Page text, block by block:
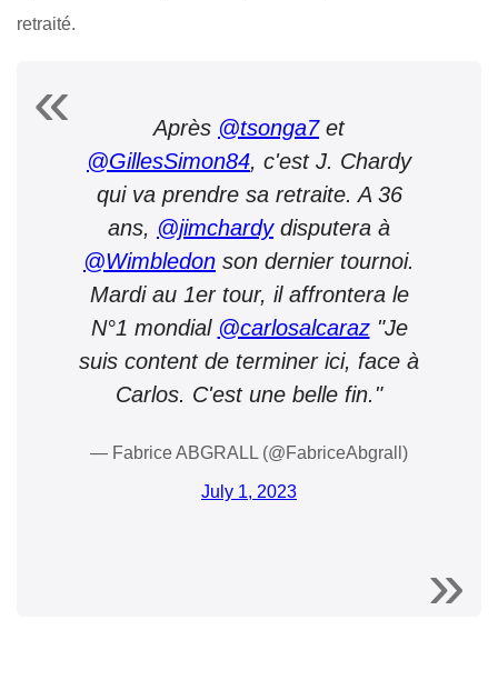
retraité.
Après @tsonga7et
@GillesSimon84, c'est J. Chardy
qui va prendre sa retraite. A 36
ans, @jimchardydisputera à
@Wimbledon son dernier tournoi.
Mardi au 1er tour, il affrontera le
N°1 mondial @carlosalcaraz"Je
suis content de terminer ici, face à
Carlos. C'est une belle fin."
— Fabrice ABGRALL (@FabriceAbgrall)
July 1, 2023